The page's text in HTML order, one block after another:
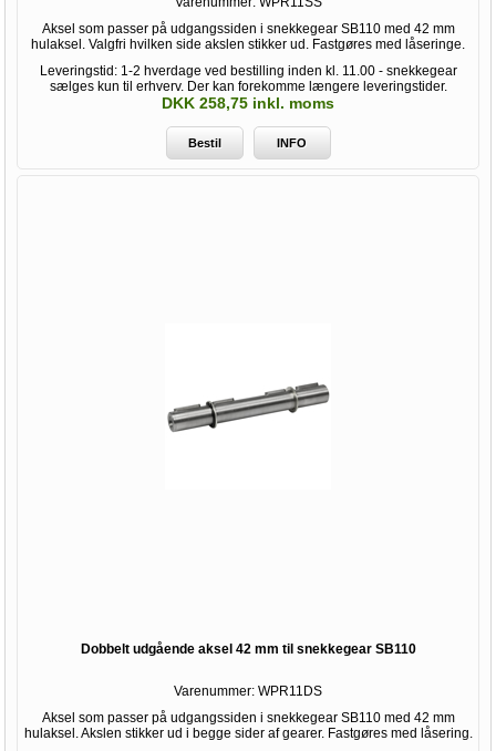
Aksel som passer på udgangssiden i snekkegear SB110 med 42 mm
hulaksel. Valgfri hvilken side akslen stikker ud. Fastgøres med låseringe.
Leveringstid: 1-2 hverdage ved bestilling inden kl. 11.00 - snekkegear
sælges kun til erhverv. Der kan forekomme længere leveringstider.
DKK 258,75 inkl. moms
Bestil INFO
Dobbelt udgående aksel 42 mm til snekkegear SB110
Varenummer: WPR11DS
Aksel som passer på udgangssiden i snekkegear SB110 med 42 mm
hulaksel. Akslen stikker ud i begge sider af gearer. Fastgøres med låsering.